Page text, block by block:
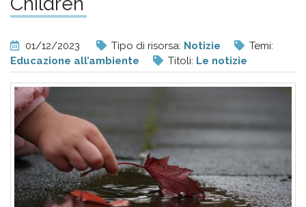
e
analisi
pr
l'infanzia
e
l'adolescenza
01/12/2023 Tipo di risorsa: Notizie
Temi:
Educazione all’ambiente
Titoli: Le notizie